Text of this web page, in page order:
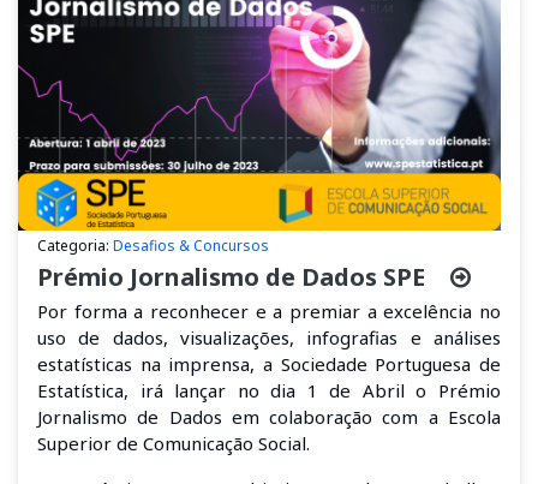
Categoria: Desafios & Concursos
Prémio Jornalismo de Dados SPE
Por forma a reconhecer ea premiar a excelência no
uso de dados, visualizações, infografias e análises
estatísticas na imprensa, a Sociedade Portuguesa de
Estatística, irá lançar no dia 1 de Abril o Prémio
Jornalismo de Dados em colaboração com a Escola
Superior de Comunicação Social.